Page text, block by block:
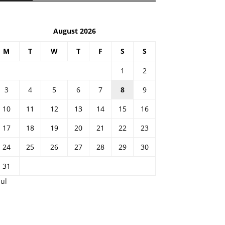
August 2026
M T W T F S S
1
2
3
4 5 6 7 8
9
10
11 12 13 14 15
16
17
18 19 20 21 22
23
24
25 26 27 28 29
30
31